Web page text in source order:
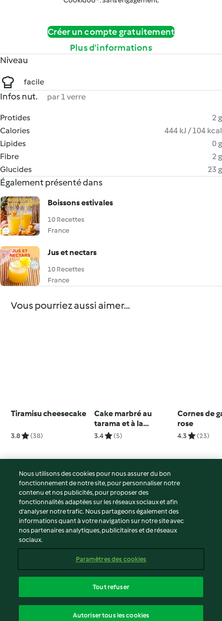
Créer un compte gratuitement
Plus d’informations
Niveau
facile
Infos nut. par 1 verre
Protides
2 g
Calories
444 kJ / 104 kcal
Lipides
0 g
Fibre
2 g
Glucides
23 g
Également présenté dans
Boissons estivales
10 Recettes
France
Jus et nectars
10 Recettes
France
Vous pourriez aussi aimer...
Tiramisu cheesecake
3.8 (38)
Cake marbré au
tarama et à la
tapenade
3.4 (5)
Cornes de
rose
4.3 (23)
© Copyright 2026
Conditions d'utilisation
Politique de confidentialité
Non-responsabilité
Mentions légales
Contenu du rapport
Déclaration d'accessibilité
Nous utilisons des cookies pour nous assurer du bon
fonctionnement de notre site, pour personnaliser notre
contenu et nos publicités, pour proposer des
fonctionnalités adaptées sur les réseaux sociaux et afin
d’analyser notre trafic. Nous partageons également des
informations quant à votre navigation sur notre site avec
nos partenaires analytiques, publicitaires et de réseaux
sociaux.
Paramètres des cookies
Tout refuser
Autoriser tous les cookies